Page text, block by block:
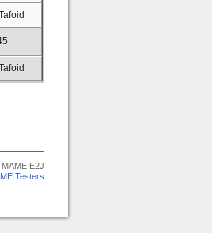
E2J
Testers